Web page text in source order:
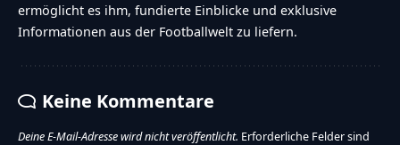
ermöglicht es ihm, fundierte Einblicke und exklusive
Informationen aus der Footballwelt zu liefern.
Keine Kommentare
Deine E-Mail-Adresse wird nicht veröffentlicht. Erforderliche Felder sind